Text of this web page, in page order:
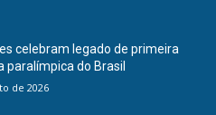
celebram legado de primeira
paralímpica do Brasil
de 2026